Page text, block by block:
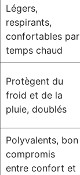
Légers,
respirants,
confortables par
temps chaud
Protègent du
froid et de la
pluie, doublés
Polyvalents, bon
compromis
entre confort et